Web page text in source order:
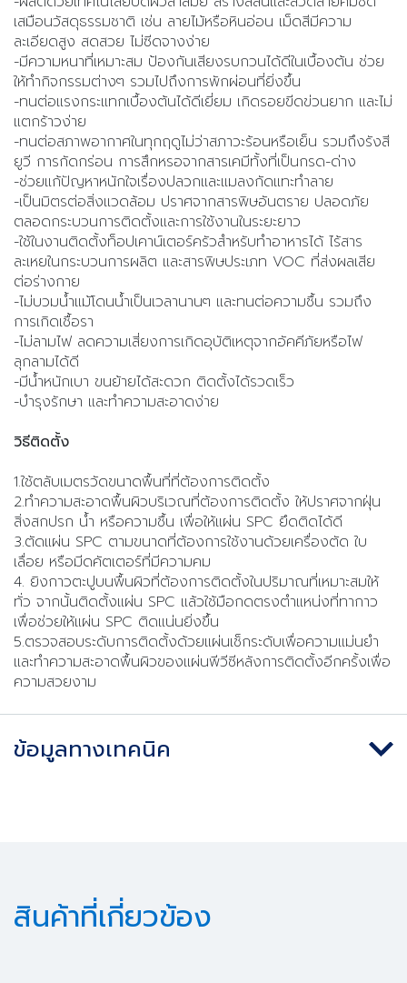
เสมือนวัสดุธรรมชาติ เช่น ลายไม้หรือหินอ่อน เม็ดสีมีความ
ละเอียดสูง สดสวย ไม่ซีดจางง่าย
-มีความหนาที่เหมาะสม ป้องกันเสียงรบกวนได้ดีในเบื้องต้น ช่วย
ให้ทำกิจกรรมต่างๆ รวมไปถึงการพักผ่อนที่ยิ่งขึ้น
-ทนต่อแรงกระแทกเบื้องต้นได้ดีเยี่ยม เกิดรอยขีดข่วนยาก และไม่
แตกร้าวง่าย
-ทนต่อสภาพอากาศในทุกฤดูไม่ว่าสภาวะร้อนหรือเย็น รวมถึงรังสี
ยูวี การกัดกร่อน การสึกหรอจากสารเคมีทั้งที่เป็นกรด-ด่าง
-ช่วยแก้ปัญหาหนักใจเรื่องปลวกและแมลงกัดแทะทำลาย
-เป็นมิตรต่อสิ่งแวดล้อม ปราศจากสารพิษอันตราย ปลอดภัย
ตลอดกระบวนการติดตั้งและการใช้งานในระยะยาว
-ใช้ในงานติดตั้งท็อปเคาน์เตอร์ครัวสำหรับทำอาหารได้ ไร้สาร
ละเหยในกระบวนการผลิต และสารพิษประเภท VOC ที่ส่งผลเสีย
ต่อร่างกาย
-ไม่บวมน้ำแม้โดนน้ำเป็นเวลานานๆ และทนต่อความชื้น รวมถึง
การเกิดเชื้อรา
-ไม่ลามไฟ ลดความเสี่ยงการเกิดอุบัติเหตุจากอัคคีภัยหรือไฟ
ลุกลามได้ดี
-มีน้ำหนักเบา ขนย้ายได้สะดวก ติดตั้งได้รวดเร็ว
-บำรุงรักษา และทำความสะอาดง่าย
วิธีติดตั้ง
1.ใช้ตลับเมตรวัดขนาดพื้นที่ที่ต้องการติดตั้ง
2.ทำความสะอาดพื้นผิวบริเวณที่ต้องการติดตั้ง ให้ปราศจากฝุ่น
สิ่งสกปรก น้ำ หรือความชื้น เพื่อให้แผ่น SPC ยึดติดได้ดี
3.ตัดแผ่น SPC ตามขนาดที่ต้องการใช้งานด้วยเครื่องตัด ใบ
เลื่อย หรือมีดคัตเตอร์ที่มีความคม
4. ยิงกาวตะปูบนพื้นผิวที่ต้องการติดตั้งในปริมาณที่เหมาะสมให้
ทั่ว จากนั้นติดตั้งแผ่น SPC แล้วใช้มือกดตรงตำแหน่งที่ทากาว
เพื่อช่วยให้แผ่น SPC ติดแน่นยิ่งขึ้น
5.ตรวจสอบระดับการติดตั้งด้วยแผ่นเช็กระดับเพื่อความแม่นยำ
และทำความสะอาดพื้นผิวของแผ่นพีวีซีหลังการติดตั้งอีกครั้งเพื่อ
ความสวยงาม
ข้อมูลทางเทคนิค
สินค้าที่เกี่ยวข้อง